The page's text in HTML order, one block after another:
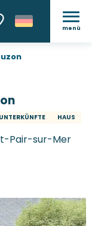
les favoris
menü
HAUS
Pair-sur-Mer